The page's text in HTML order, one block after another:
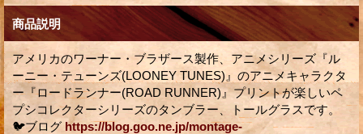
商品説明
アメリカのワーナー・ブラザース製作、アニメシリーズ『ル
ーニー・テューンズ(LOONEY TUNES)』のアニメキャラクタ
ー『ロードランナー(ROAD RUNNER)』プリントが楽しいペ
プシコレクターシリーズのタンブラー、トールグラスです。
🐦ブログ https://blog.goo.ne.jp/montage-